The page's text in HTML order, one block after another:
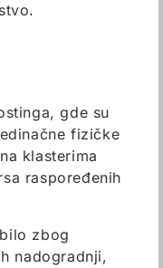
gde su
fizičke
klasterima
raspoređenih
zbog
nadogradnji,